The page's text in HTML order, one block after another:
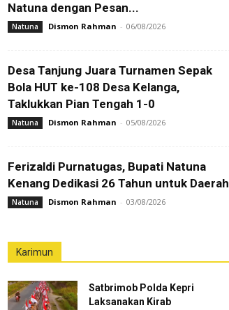
Natuna dengan Pesan...
Natuna Dismon Rahman - 06/08/2026
Desa Tanjung Juara Turnamen Sepak
Bola HUT ke-108 Desa Kelanga,
Taklukkan Pian Tengah 1-0
Natuna Dismon Rahman - 05/08/2026
Ferizaldi Purnatugas, Bupati Natuna
Kenang Dedikasi 26 Tahun untuk Daerah
Natuna Dismon Rahman - 03/08/2026
Karimun
Satbrimob Polda Kepri
Laksanakan Kirab